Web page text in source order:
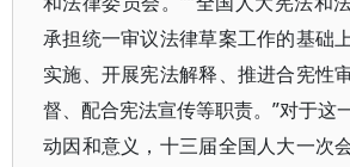
承担统一审议法律草案工作的基础
实施、开展宪法解释、推进合宪性
督、配合宪法宣传等职责。”对于这
动因和意义，十三届全国人大一次